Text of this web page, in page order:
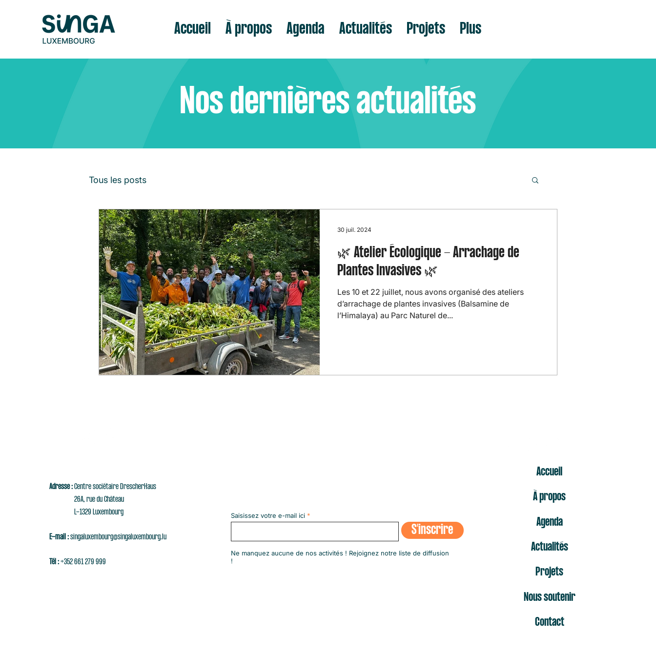
Accueil À propos Agenda Actualités Projets Plus
Nos dernières actualités
Tous les posts
🌿 Atelier Écologique - Arrachage de
Plantes Invasives 🌿
Les 10 et 22 juillet, nous avons organisé des ateliers
d’arrachage de plantes invasives (Balsamine de
l’Himalaya) au Parc Naturel de...
30 juil. 2024
Adresse :Centre sociétaire DrescherHaus
26A, rue du Château
L-1329 Luxembourg
E-mail :singaluxembourg@singaluxembourg.lu
Tél :+352 661 279 999
Saisissez votre e-mail ici
S'inscrire
​Ne manquez aucune de nos activités ! Rejoignez notre liste de diffusion
!
Accueil
À propos
Agenda
Actualités
Projets
Nous soutenir
Contact